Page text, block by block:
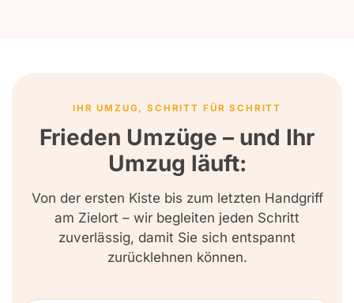
IHR UMZUG, SCHRITT FÜR SCHRITT
Frieden Umzüge – und Ihr
Umzug läuft:
Von der ersten Kiste bis zum letzten Handgriff
am Zielort – wir begleiten jeden Schritt
zuverlässig, damit Sie sich entspannt
zurücklehnen können.